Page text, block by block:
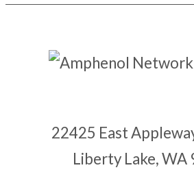
22425 East
Liberty Lake, WA